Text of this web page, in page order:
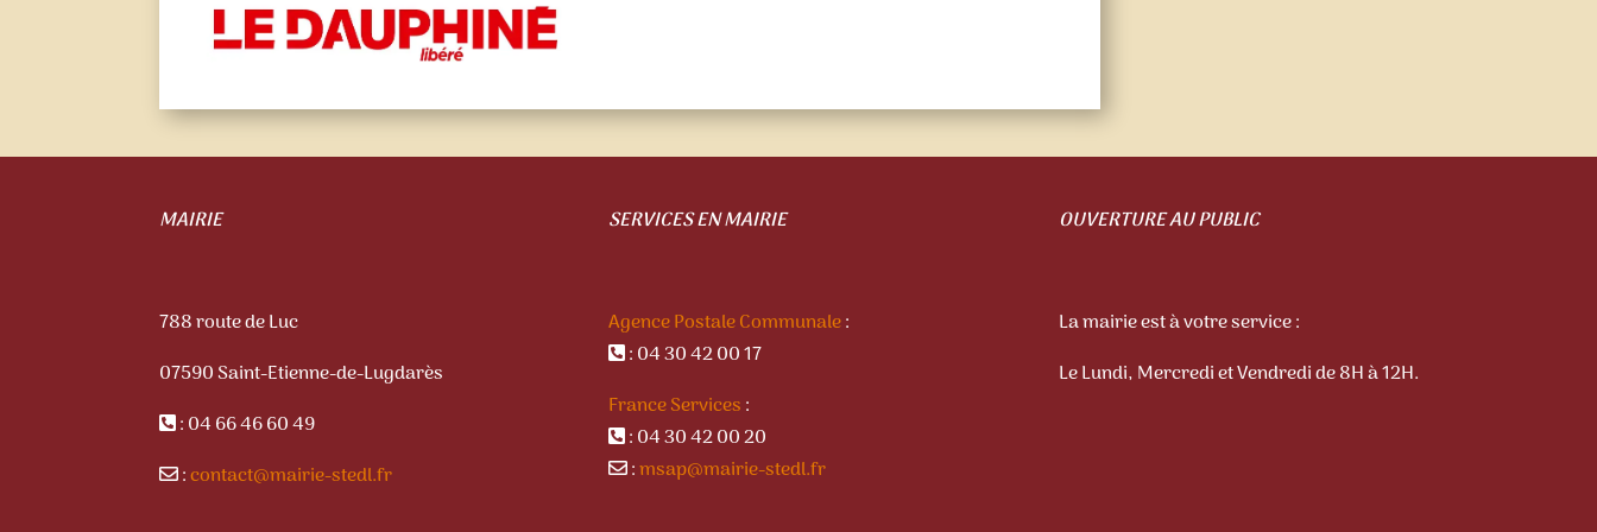
MAIRIE
788 route de Luc
07590 Saint-Etienne-de-Lugdarès
: 04 66 46 60 49
:contact@mairie-stedl.fr
SERVICES EN MAIRIE
Agence Postale Communale:
: 04 30 42 00 17
France Services:
: 04 30 42 00 20
:msap@mairie-stedl.fr
OUVERTURE AU PUBLIC
La mairie est à votre service :
Le Lundi, Mercredi et Vendredi de 8H à 12H.